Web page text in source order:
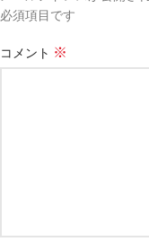
必須項目です
コメント ※